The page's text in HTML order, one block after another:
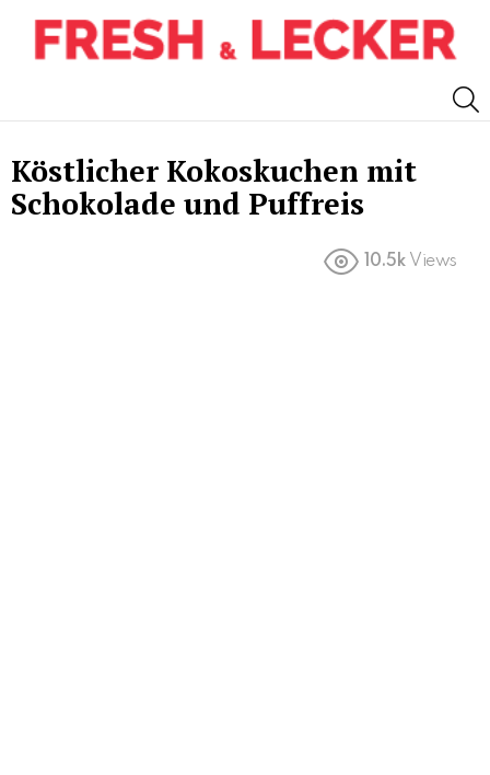
Köstlicher Kokoskuchen mit
Schokolade und Puffreis
10.5k Views